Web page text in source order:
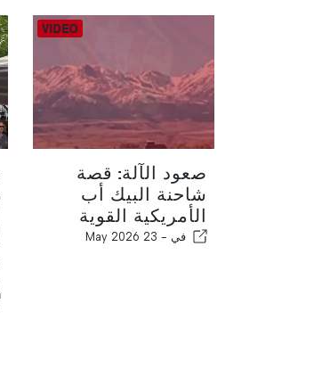
صعود الآلة: قصة
شاحنة البيك أب
الأمريكية القوية
في - 23 May 2026